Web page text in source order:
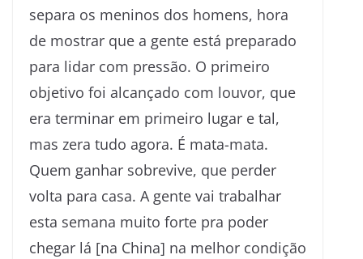
separa os meninos dos homens, hora
de mostrar que a gente está preparado
para lidar com pressão. O primeiro
objetivo foi alcançado com louvor, que
era terminar em primeiro lugar e tal,
mas zera tudo agora. É mata-mata.
Quem ganhar sobrevive, que perder
volta para casa. A gente vai trabalhar
esta semana muito forte pra poder
chegar lá [na China] na melhor condição